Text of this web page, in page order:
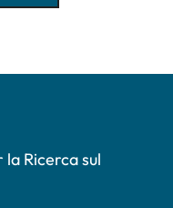
Ricerca sul